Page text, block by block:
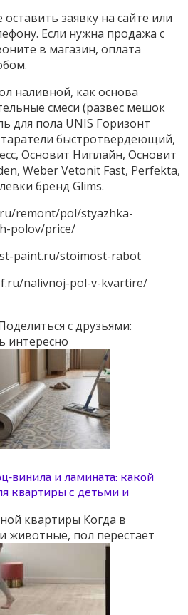
заявку на сайте или
Если нужна продажа с
в магазин, оплата
наливной, как основа
смеси (развес мешок
для пола UNIS Горизонт
быстротвердеющий,
Основит Ниплайн, Основит
Weber Vetonit Fast, Perfekta,
бренд Glims.
remont/pol/styazhka-
polov/price/
paint.ru/stoimost-rabot
nalivnoj-pol-v-kvartire/
с друзьями:
интересно
и ламината: какой
квартиры с детьми и
квартиры Когда в
животные, пол перестает